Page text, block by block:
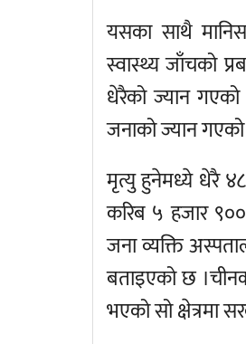
यसका साथै
स्वास्थ्य जाँचको
धेरैको ज्यान गएको
जनाको ज्यान
मृत्यु हुनेमध्ये धेरै
करिब ५ हजार
जना व्यक्ति
बताइएको छ
भएको सो क्षेत्रमा